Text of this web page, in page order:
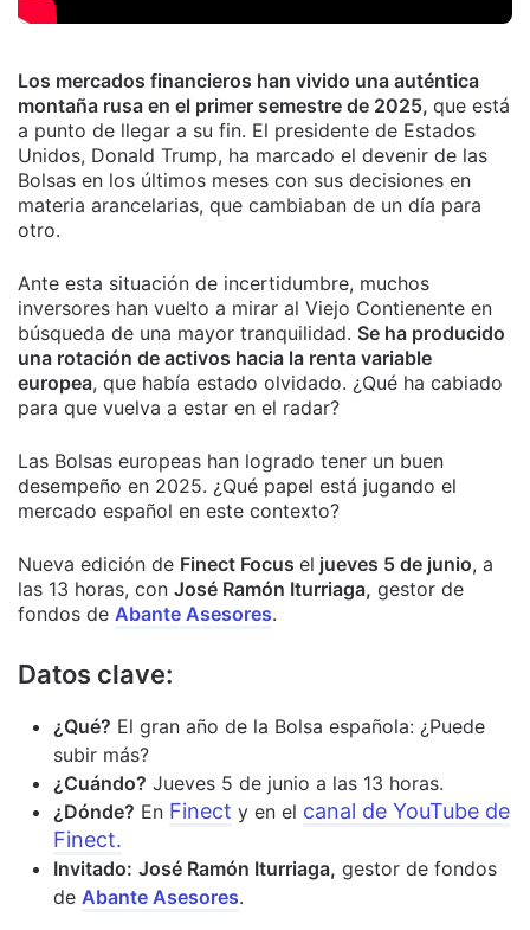
Los mercados financieros han vivido una auténtica
montaña rusa en el primer semestre de 2025, que está
a punto de llegar a su fin. El presidente de Estados
Unidos, Donald Trump, ha marcado el devenir de las
Bolsas en los últimos meses con sus decisiones en
materia arancelarias, que cambiaban de un día para
otro.
Ante esta situación de incertidumbre, muchos
inversores han vuelto a mirar al Viejo Contienente en
búsqueda de una mayor tranquilidad. Se ha producido
una rotación de activos hacia la renta variable
europea, que había estado olvidado. ¿Qué ha cabiado
para que vuelva a estar en el radar?
Las Bolsas europeas han logrado tener un buen
desempeño en 2025. ¿Qué papel está jugando el
mercado español en este contexto?
Nueva edición de Finect Focus el jueves 5 de junio, a
las 13 horas, con José Ramón Iturriaga, gestor de
fondos de Abante Asesores.
Datos clave:
¿Qué? El gran año de la Bolsa española: ¿Puede
subir más?
¿Cuándo? Jueves 5 de junio a las 13 horas.
¿Dónde? En Finect y en el canal de YouTube de
Finect.
Invitado: José Ramón Iturriaga, gestor de fondos
de Abante Asesores.